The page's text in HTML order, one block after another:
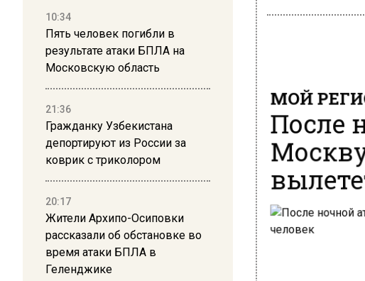
10:34
Пять человек погибли в
результате атаки БПЛА на
Московскую область
21:36
Гражданку Узбекистана
депортируют из России за
коврик с триколором
20:17
Жители Архипо-Осиповки
рассказали об обстановке во
время атаки БПЛА в
Геленджике
МОЙ
После